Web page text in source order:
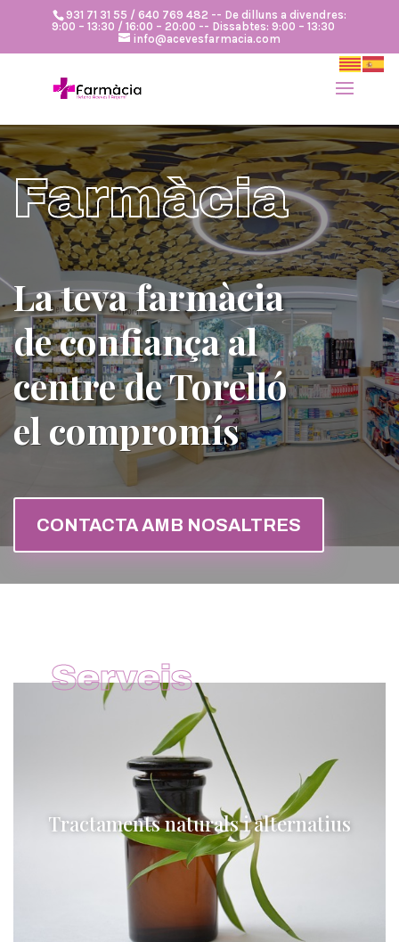
931 71 31 55 / 640 769 482 -- De dilluns a divendres:
9:00 – 13:30 / 16:00 – 20:00 -- Dissabtes: 9:00 – 13:30
info@acevesfarmacia.com
Farmàcia
La teva farmàcia
de confiança al
centre de Torelló
el compromís
CONTACTA AMB NOSALTRES
Serveis
Tractaments naturals i alternatius